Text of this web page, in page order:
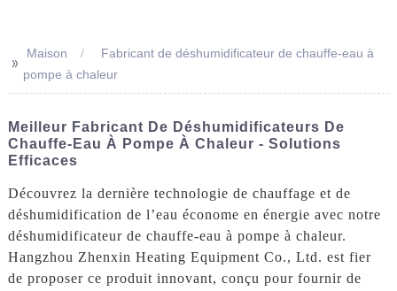
>> Maison
Fabricant de déshumidificateur de chauffe-eau à
pompe à chaleur
Meilleur Fabricant De Déshumidificateurs De
Chauffe-Eau À Pompe À Chaleur - Solutions
Efficaces
Découvrez la dernière technologie de chauffage et de
déshumidification de l’eau économe en énergie avec notre
déshumidificateur de chauffe-eau à pompe à chaleur.
Hangzhou Zhenxin Heating Equipment Co., Ltd. est fier
de proposer ce produit innovant, conçu pour fournir de